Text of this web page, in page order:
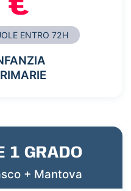
ENTRO 72H
1 GRADO
+ Mantova